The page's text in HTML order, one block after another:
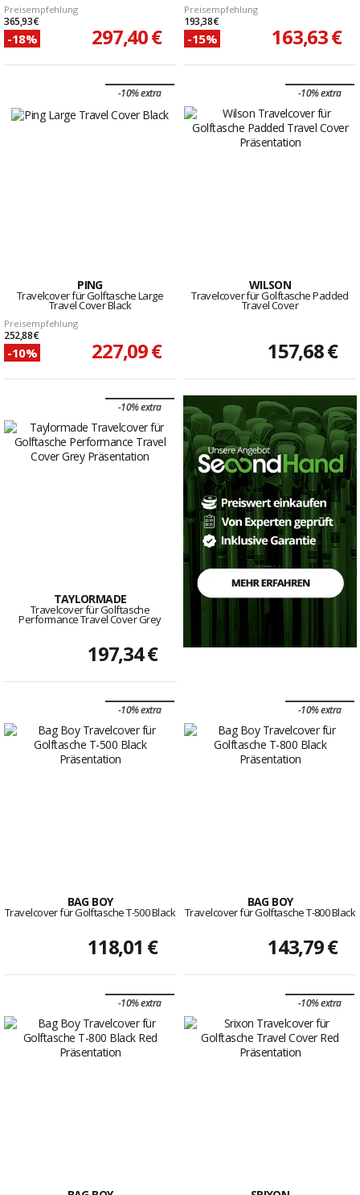
Preisempfehlung
365,93 €
-18% 297,40 €
Preisempfehlung
193,38 €
-15% 163,63 €
-10% extra
PING
Travelcover für Golftasche Large
Travel Cover Black
Preisempfehlung
252,88 €
-10% 227,09 €
-10% extra
WILSON
Travelcover für Golftasche Padded
Travel Cover
157,68 €
-10% extra
TAYLORMADE
Travelcover für Golftasche
Performance Travel Cover Grey
197,34 €
-10% extra
BAG BOY
Travelcover für Golftasche T-500 Black
118,01 €
-10% extra
BAG BOY
Travelcover für Golftasche T-800 Black
143,79 €
-10% extra -10% extra